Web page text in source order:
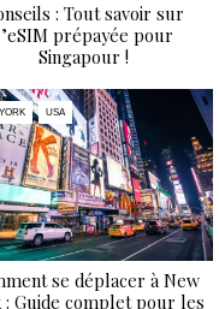
: Tout savoir sur
prépayée pour
Singapour !
USA
se déplacer à New
: Guide complet pour les